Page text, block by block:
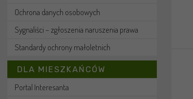
Ochrona danych osobowych
Sygnaliści – zgłoszenia naruszenia prawa
Standardy ochrony małoletnich
DLA MIESZKAŃCÓW
Portal Interesanta